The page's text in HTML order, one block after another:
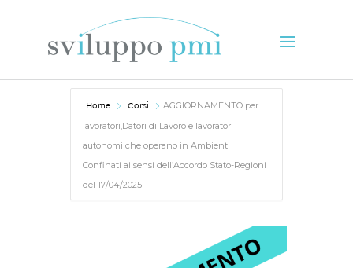
Home Corsi
AGGIORNAMENTO per
lavoratori,Datori di Lavoro e lavoratori
autonomi che operano in Ambienti
Confinati ai sensi dell’Accordo Stato-Regioni
del 17/04/2025